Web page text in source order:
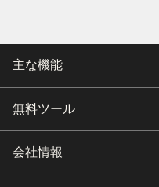
主な機能
無料ツール
会社情報